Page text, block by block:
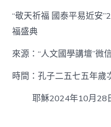
“敬天祈福 國泰平易近安
福盛典
來源：“人文國學講壇”微
時間：孔子二五七五年歲
耶穌2024年10月28